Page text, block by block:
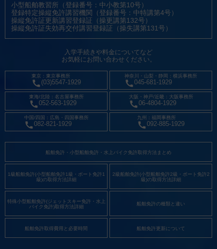
小型船舶教習所（登録番号：中小教第10号）
登録特定操縦免許講習機関（登録番号：中特講第4号）
操縦免許証更新講習登録証（操更講第132号）
操縦免許証失効再交付講習登録証（操失講第131号）
入学手続きや料金についてなど
お気軽にお問い合わせください。
東京：東京事務所
(03)5547-1929
神奈川・山梨・静岡：横浜事務所
045-681-1929
東海/北陸：名古屋事務所
052-563-1929
大阪・神戸/近畿：大阪事務所
06-4804-1929
中国/四国：広島・四国事務所
082-821-1929
九州：福岡事務所
092-885-1929
船舶免許・小型船舶免許・水上バイク免許取得方法まとめ
1級船舶免許(小型船舶免許1級・ボート免許1
級)の取得方法詳細
2級船舶免許(小型船舶免許2級・ボート免許2
級)の取得方法詳細
特殊小型船舶免許(ジェットスキー免許・水上
バイク免許)取得方法詳細
船舶免許の種類と違い
船舶免許取得費用と必要時間 船舶免許更新について